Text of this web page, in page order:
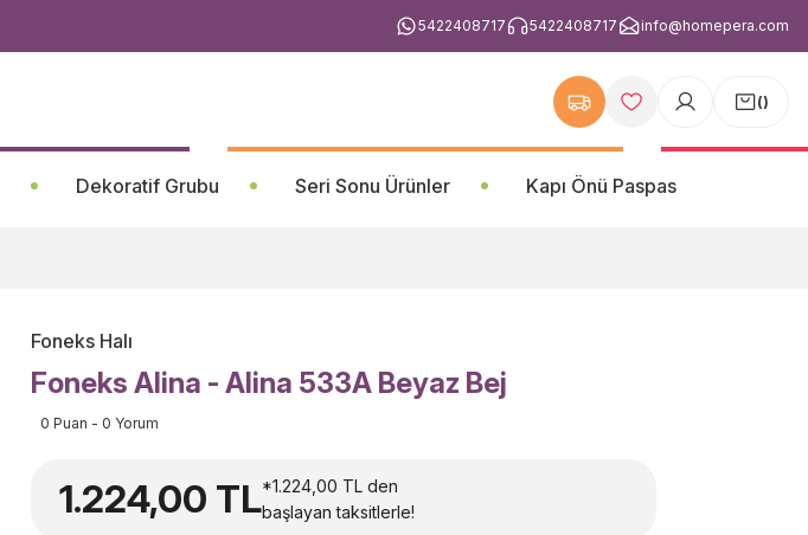
5422408717 5422408717 info@homepera.com
()
Dekoratif Grubu Seri Sonu Ürünler Kapı Önü Paspas
Foneks Halı
Foneks Alina - Alina 533A Beyaz Bej
0 Puan - 0 Yorum
1.224,00 TL*1.224,00 TL den
başlayan taksitlerle!